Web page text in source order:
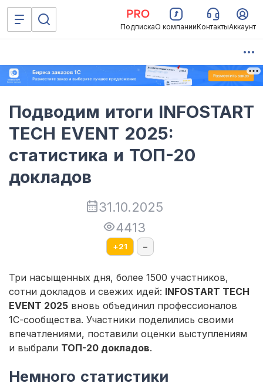
ПодпискаО компанииКонтактыАккаунт
Подводим итоги INFOSTART
TECH EVENT 2025:
статистика и ТОП-20
докладов
31.10.2025
4413
+21 –
Три насыщенных дня, более 1500 участников,
сотни докладов и свежих идей: INFOSTART TECH
EVENT 2025 вновь объединил профессионалов
1С-сообщества. Участники поделились своими
впечатлениями, поставили оценки выступлениям
и выбрали ТОП-20 докладов.
Немного статистики